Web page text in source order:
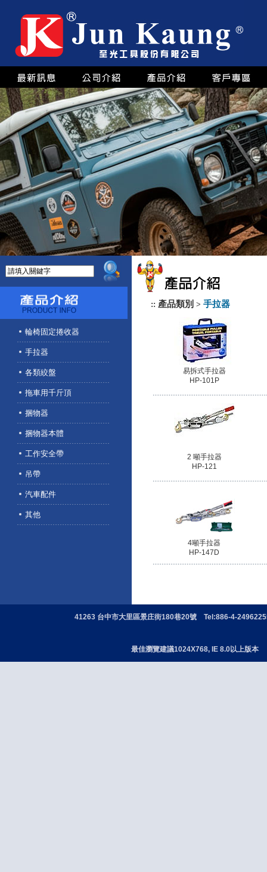
輪椅固定捲收器
手拉器
各類絞盤
拖車用千斤頂
捆物器
捆物器本體
工作安全帶
吊帶
汽車配件
其他
:: 產品類別 > 手拉器
易拆式手拉器
HP-101P
2 噸手拉器
HP-121
4噸手拉器
HP-147D
41263 台中市大里區景庄街180巷20號 Tel:886-4-
最佳瀏覽建議1024X768, IE 8.0以上版